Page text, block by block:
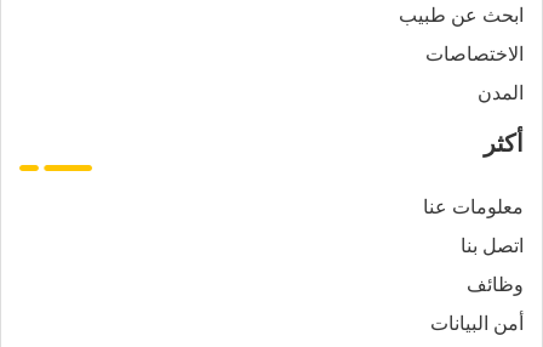
ابحث عن طبيب
الاختصاصات
المدن
أكثر
معلومات عنا
اتصل بنا
وظائف
أمن البيانات